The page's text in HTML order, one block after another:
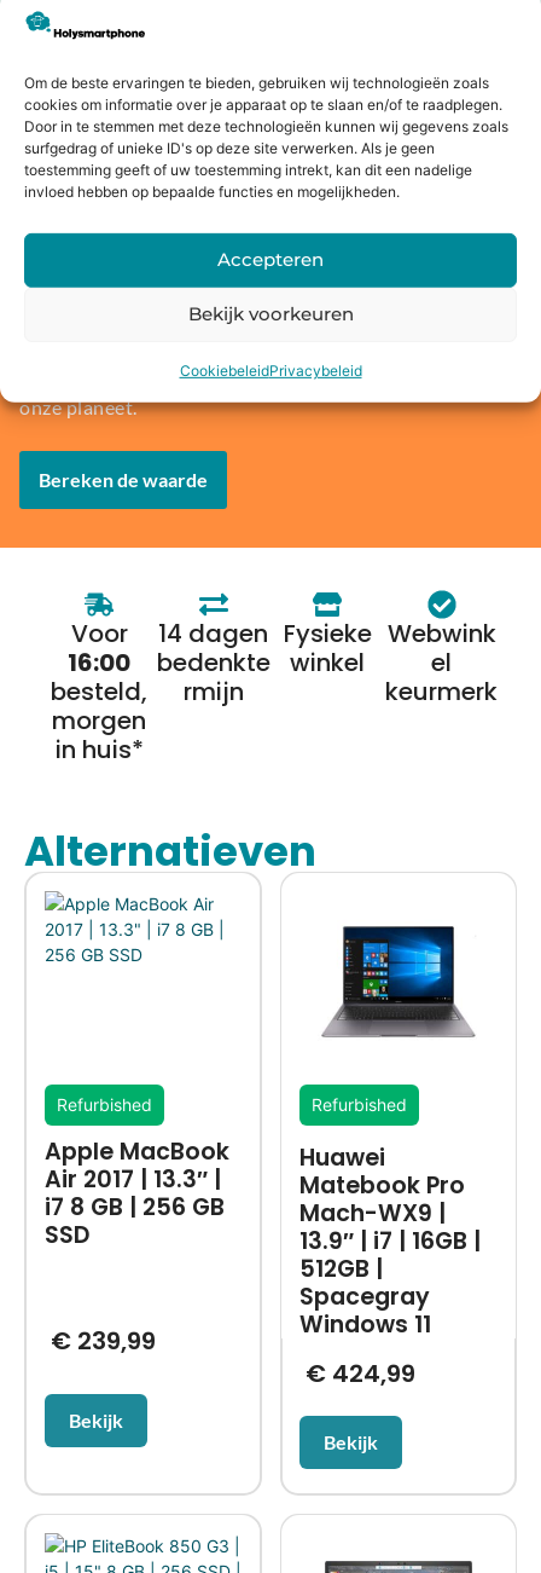
Om de beste ervaringen te bieden, gebruiken wij technologieën zoals
cookies om informatie over je apparaat op te slaan en/of te raadplegen.
Door in te stemmen met deze technologieën kunnen wij gegevens zoals
surfgedrag of unieke ID's op deze site verwerken. Als je geen
toestemming geeft of uw toestemming intrekt, kan dit een nadelige
invloed hebben op bepaalde functies en mogelijkheden.
Accepteren
Bekijk voorkeuren
CookiebeleidPrivacybeleid
Dit zeggen onze klanten
Jouw oude apparaat inruilen of
verkopen?
Bij Holysmartphone geloven we in een groene en
duurzamere wereld. Daarom bieden wij onze klanten de
mogelijkheid om een oude smartphone, tablet, laptop of
console in te ruilen voor korting op een nieuw toestel of
technologie, maar je draagt ook bij aan het behoud van
onze planeet.
Bereken de waarde
Voor
16:00
besteld,
morgen
in huis*
14 dagen
bedenkte
rmijn
Fysieke
winkel
Webwink
el
keurmerk
Alternatieven
Refurbished
Apple MacBook
Air 2017 | 13.3″ |
i7 8 GB | 256 GB
SSD
€239,99
Bekijk
Refurbished
Huawei
Matebook Pro
Mach-WX9 |
13.9″ | i7 | 16GB |
512GB |
Spacegray
Windows 11
€ 424,99
Bekijk